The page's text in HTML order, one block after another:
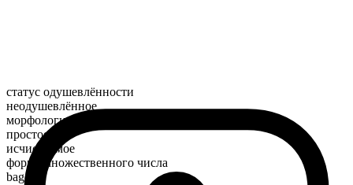
статус одушевлённости
неодушевлённое
морфологический состав
простое
исчисляемое
форма множественного числа
bagels